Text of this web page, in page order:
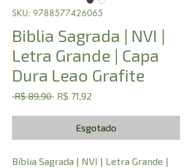
SKU: 9788577426065
Biblia Sagrada | NVI |
Letra Grande | Capa
Dura Leao Grafite
R$ 89,90 Preço
R$ 71,92
Esgotado
Bíblia Sagrada | NVI | Letra Grande |